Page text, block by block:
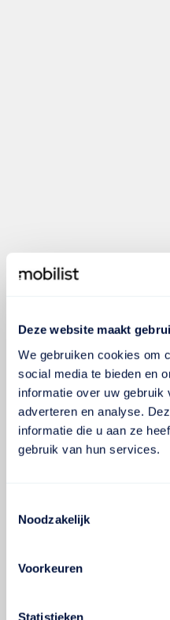
Deze website maakt
We gebruiken cookies om
social media te bieden en
informatie over uw
adverteren en analyse.
informatie die u aan ze
gebruik van hun services.
Noodzakelijk
Voorkeuren
Statistieken